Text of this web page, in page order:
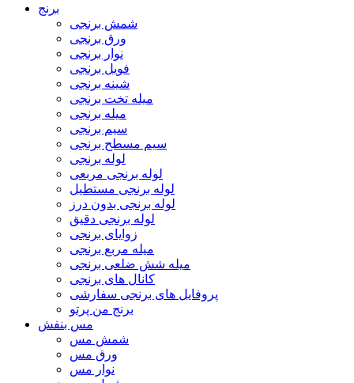
برنج
شمش برنجی
ورق برنجی
نوار برنجی
فویل برنجی
شینه برنجی
میله تخت برنجی
میله برنجی
سیم برنجی
سیم مسطح برنجی
لوله برنجی
لوله برنجی مربعی
لوله برنجی مستطیل
لوله برنجی بدون درز
لوله برنجی دقیق
زوایای برنجی
میله مربع برنجی
میله شش ضلعی برنجی
کانال های برنجی
پروفایل های برنجی سفارشی
برنج من پرتو
مس بنفش
شمش مس
ورق مس
نوار مس